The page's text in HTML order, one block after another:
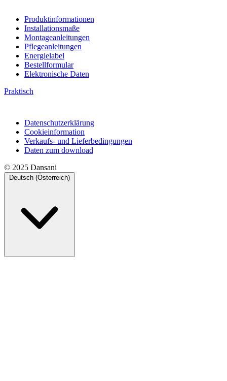
Produktinformationen
Installationsmaße
Montageanleitungen
Pflegeanleitungen
Energielabel
Bestellformular
Elektronische Daten
Praktisch
Datenschutzerklärung
Cookieinformation
Verkaufs- und Lieferbedingungen
Daten zum download
© 2025 Dansani
Deutsch (Österreich)